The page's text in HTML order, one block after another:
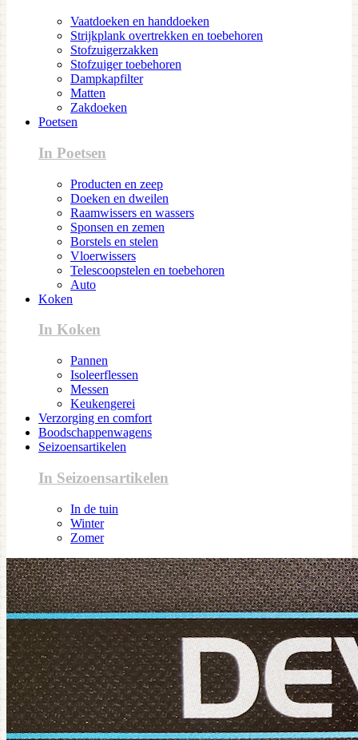
Vaatdoeken en handdoeken
Strijkplank overtrekken en toebehoren
Stofzuigerzakken
Stofzuiger toebehoren
Dampkapfilter
Matten
Zakdoeken
Poetsen
In Poetsen
Producten en zeep
Doeken en dweilen
Raamwissers en wassers
Sponsen en zemen
Borstels en stelen
Vloerwissers
Telescoopstelen en toebehoren
Auto
Koken
In Koken
Pannen
Isoleerflessen
Messen
Keukengerei
Verzorging en comfort
Boodschappenwagens
Seizoensartikelen
In Seizoensartikelen
In de tuin
Winter
Zomer